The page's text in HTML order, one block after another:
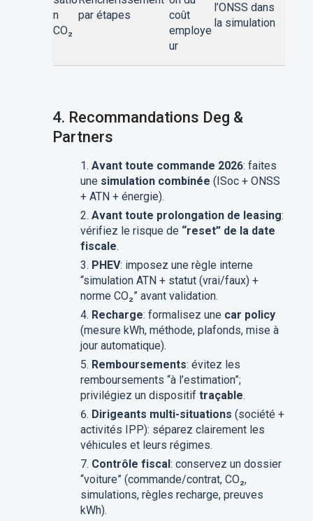
n
CO₂
par étapes
coût
employe
ur
l’ONSS dans
la simulation
4. Recommandations Deg &
Partners
Avant toute commande 2026: faites
une simulation combinée (ISoc + ONSS
+ ATN + énergie).
Avant toute prolongation de leasing:
vérifiez le risque de “reset” de la date
fiscale.
PHEV: imposez une règle interne
“simulation ATN + statut (vrai/faux) +
norme CO₂” avant validation.
Recharge: formalisez une car policy
(mesure kWh, méthode, plafonds, mise à
jour automatique).
Remboursements: évitez les
remboursements “à l’estimation”;
privilégiez un dispositif traçable.
Dirigeants multi-situations (société +
activités IPP): séparez clairement les
véhicules et leurs régimes.
Contrôle fiscal: conservez un dossier
“voiture” (commande/contrat, CO₂,
simulations, règles recharge, preuves
kWh).